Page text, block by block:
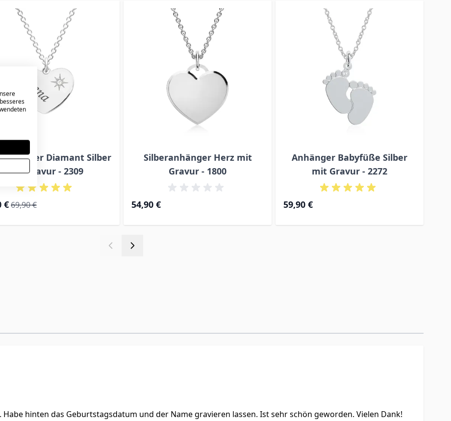
Diamant Silber
mit Gravur - 2309
Price
€ Regular Price
69,90 €
Silberanhänger Herz mit
Gravur - 1800
54,90 €
Anhänger Babyfüße Silber
mit Gravur - 2272
59,90 €
hinten das Geburtstagsdatum und der Name gravieren lassen. Ist sehr schön geworden. Vielen Dank!